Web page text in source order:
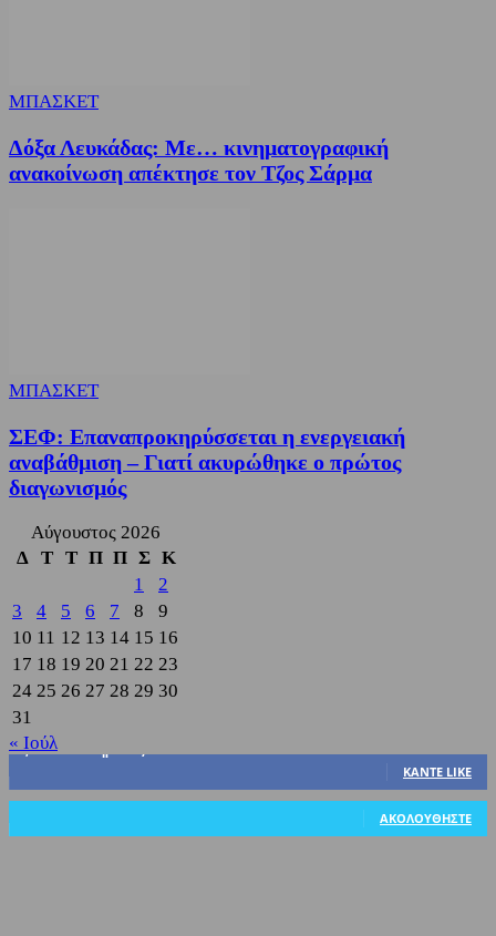
ΜΠΑΣΚΕΤ
Δόξα Λευκάδας: Με… κινηματογραφική
ανακοίνωση απέκτησε τον Τζος Σάρμα
ΜΠΑΣΚΕΤ
ΣΕΦ: Επαναπροκηρύσσεται η ενεργειακή
αναβάθμιση – Γιατί ακυρώθηκε ο πρώτος
διαγωνισμός
Αύγουστος 2026
Δ
Τ Τ Π Π Σ Κ
1
2
3
4 5 6 7 8
9
10 11 12 13 14 15 16
17 18 19 20 21 22 23
24 25 26 27 28 29 30
31
« Ιούλ
3,822
ΚΆΝΤΕ LIKE
ΑΚΟΛΟΥΘΉΣΤΕ